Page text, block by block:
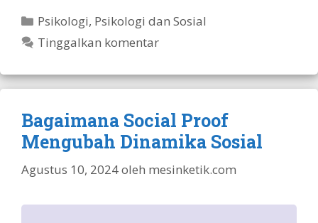
Kategori
Psikologi, Psikologi dan Sosial
Tinggalkan komentar
Bagaimana Social Proof
Mengubah Dinamika Sosial
Agustus 10, 2024oleh mesinketik.com